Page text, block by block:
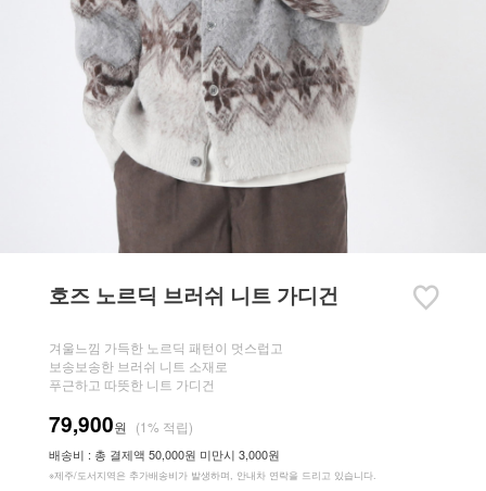
호즈 노르딕 브러쉬 니트 가디건
겨울느낌 가득한 노르딕 패턴이 멋스럽고
보송보송한 브러쉬 니트 소재로
푸근하고 따뜻한 니트 가디건
79,900원 (1% 적립)
배송비 : 총 결제액 50,000원 미만시 3,000원
※제주/도서지역은 추가배송비가 발생하며, 안내차 연락을 드리고 있습니다.